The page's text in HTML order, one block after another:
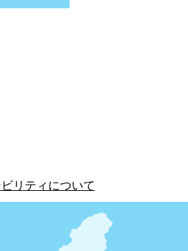
リティについて